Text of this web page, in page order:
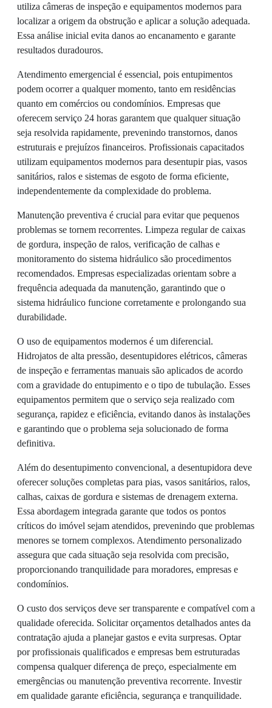
utiliza câmeras de inspeção e equipamentos modernos para
localizar a origem da obstrução e aplicar a solução adequada.
Essa análise inicial evita danos ao encanamento e garante
resultados duradouros.
Atendimento emergencial é essencial, pois entupimentos
podem ocorrer a qualquer momento, tanto em residências
quanto em comércios ou condomínios. Empresas que
oferecem serviço 24 horas garantem que qualquer situação
seja resolvida rapidamente, prevenindo transtornos, danos
estruturais e prejuízos financeiros. Profissionais capacitados
utilizam equipamentos modernos para desentupir pias, vasos
sanitários, ralos e sistemas de esgoto de forma eficiente,
independentemente da complexidade do problema.
Manutenção preventiva é crucial para evitar que pequenos
problemas se tornem recorrentes. Limpeza regular de caixas
de gordura, inspeção de ralos, verificação de calhas e
monitoramento do sistema hidráulico são procedimentos
recomendados. Empresas especializadas orientam sobre a
frequência adequada da manutenção, garantindo que o
sistema hidráulico funcione corretamente e prolongando sua
durabilidade.
O uso de equipamentos modernos é um diferencial.
Hidrojatos de alta pressão, desentupidores elétricos, câmeras
de inspeção e ferramentas manuais são aplicados de acordo
com a gravidade do entupimento e o tipo de tubulação. Esses
equipamentos permitem que o serviço seja realizado com
segurança, rapidez e eficiência, evitando danos às instalações
e garantindo que o problema seja solucionado de forma
definitiva.
Além do desentupimento convencional, a desentupidora deve
oferecer soluções completas para pias, vasos sanitários, ralos,
calhas, caixas de gordura e sistemas de drenagem externa.
Essa abordagem integrada garante que todos os pontos
críticos do imóvel sejam atendidos, prevenindo que problemas
menores se tornem complexos. Atendimento personalizado
assegura que cada situação seja resolvida com precisão,
proporcionando tranquilidade para moradores, empresas e
condomínios.
O custo dos serviços deve ser transparente e compatível com a
qualidade oferecida. Solicitar orçamentos detalhados antes da
contratação ajuda a planejar gastos e evita surpresas. Optar
por profissionais qualificados e empresas bem estruturadas
compensa qualquer diferença de preço, especialmente em
emergências ou manutenção preventiva recorrente. Investir
em qualidade garante eficiência, segurança e tranquilidade.